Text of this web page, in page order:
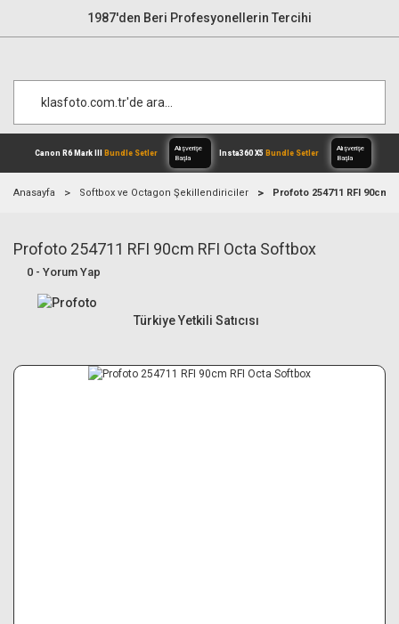
1987'den Beri Profesyonellerin Tercihi
Canon R6 Mark IIIBundle Setler
Alışverişe
Anasayfa Softbox ve Octagon Şekillendiriciler Profoto 254711 RFI 90cm
Profoto 254711 RFI 90cm RFI Octa Softbox
0 - Yorum Yap
Türkiye Yetkili Satıcısı